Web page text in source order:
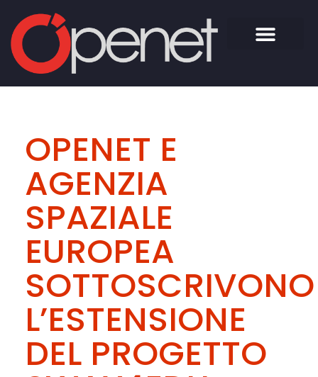
OPENET E
AGENZIA
SPAZIALE
EUROPEA
SOTTOSCRIVONO
L’ESTENSIONE
DEL PROGETTO